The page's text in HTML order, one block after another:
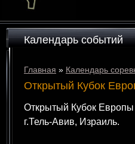
Календарь событий
Главная » Календарь
Открытый Кубок
Открытый Кубок Европы
г.Тель-Авив, Израиль.